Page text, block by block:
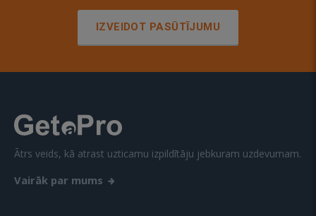
IZVEIDOT PASŪTĪJUMU
Ātrs veids, kā atrast uzticamu izpildītāju jebkuram uzdevumam.
Vairāk par mums